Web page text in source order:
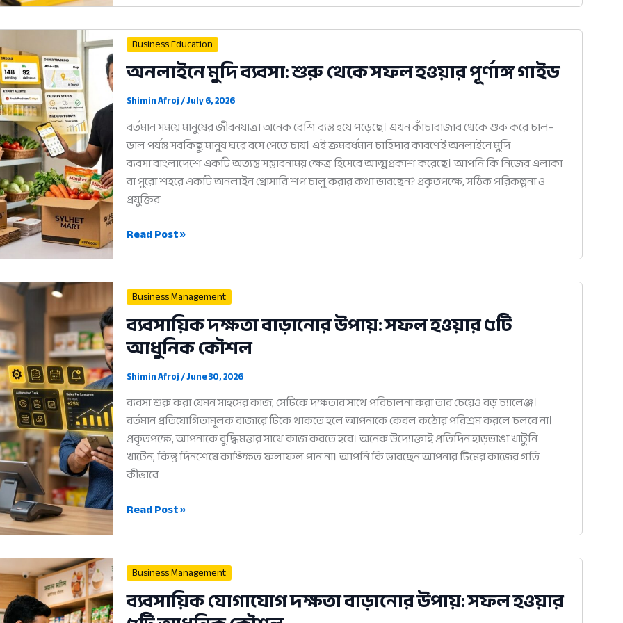
সফল
হওয়ার
৫টি
ও
কার্যকরী
উপায়
Business Education
অনলাইনে মুদি ব্যবসা: শুরু থেকে সফল হওয়ার পূর্ণাঙ্গ গাইড
Shimin Afroj/July 6, 2026
বর্তমান সময়ে মানুষের জীবনযাত্রা অনেক বেশি ব্যস্ত হয়ে পড়েছে। এখন কাঁচাবাজার থেকে শুরু করে চাল-
ডাল পর্যন্ত সবকিছু মানুষ ঘরে বসে পেতে চায়। এই ক্রমবর্ধমান চাহিদার কারণেই অনলাইনে মুদি
ব্যবসা বাংলাদেশে একটি অত্যন্ত সম্ভাবনাময় ক্ষেত্র হিসেবে আত্মপ্রকাশ করেছে। আপনি কি নিজের এলাকা
বা পুরো শহরে একটি অনলাইন গ্রোসারি শপ চালু করার কথা ভাবছেন? প্রকৃতপক্ষে, সঠিক পরিকল্পনা ও
প্রযুক্তির
অনলাইনে
শুরু
থেকে
সফল
হওয়ার
পূর্ণাঙ্গ
গাইড
Read Post »
Business Management
ব্যবসায়িক দক্ষতা বাড়ানোর উপায়: সফল হওয়ার ৫টি
আধুনিক কৌশল
Shimin Afroj/June 30, 2026
ব্যবসা শুরু করা যেমন সাহসের কাজ, সেটিকে দক্ষতার সাথে পরিচালনা করা তার চেয়েও বড় চ্যালেঞ্জ।
বর্তমান প্রতিযোগিতামূলক বাজারে টিকে থাকতে হলে আপনাকে কেবল কঠোর পরিশ্রম করলে চলবে না।
প্রকৃতপক্ষে, আপনাকে বুদ্ধিমত্তার সাথে কাজ করতে হবে। অনেক উদ্যোক্তাই প্রতিদিন হাড়ভাঙা খাটুনি
খাটেন, কিন্তু দিনশেষে কাঙ্ক্ষিত ফলাফল পান না। আপনি কি ভাবছেন আপনার টিমের কাজের গতি
কীভাবে
ব্যবসায়িক
উপায়:
সফল
হওয়ার
৫টি
Read Post »
Business Management
ব্যবসায়িক যোগাযোগ দক্ষতা বাড়ানোর উপায়: সফল হওয়ার